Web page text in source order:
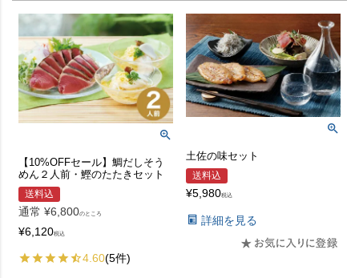
【10%OFFセール】鯛だしそう
めん２人前・鰹のたたきセット
送料込
通常 ¥6,800のところ
¥6,120税込
4.60(5件)
土佐の味セット
送料込
¥5,980税込
詳細を見る